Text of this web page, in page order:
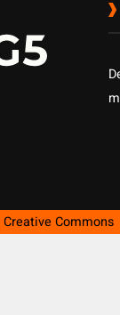
Creative Commons